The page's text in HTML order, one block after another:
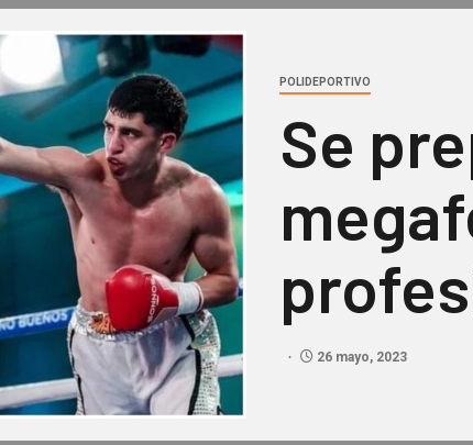
POLIDEPORTIVO
Se
26 mayo, 2023